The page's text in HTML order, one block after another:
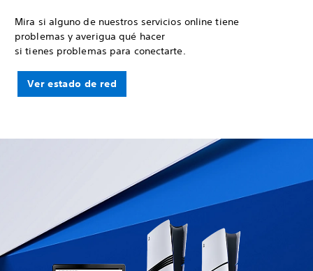
Mira si alguno de nuestros servicios online tiene
problemas y averigua qué hacer
si tienes problemas para conectarte.
Ver estado de red